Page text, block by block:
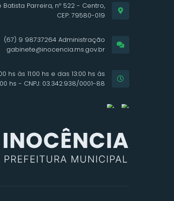
Batista Parreira, nº 522 - Centro,
CEP: 79580-019
(67) 9 98737264 Administração
gabinete@inocencia.ms.gov.br
hs às 11:00 hs e das 13:00 hs às
hs - CNPJ: 03.342.938/0001-88